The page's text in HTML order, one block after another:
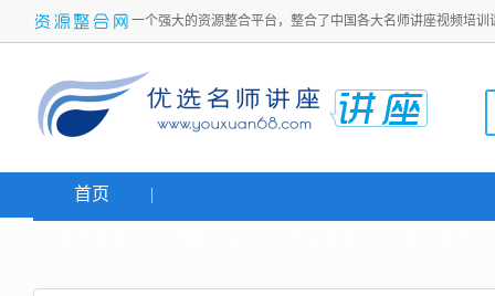
一个强大的资源整合平台，整合了中国各大名师讲座视频培
首页